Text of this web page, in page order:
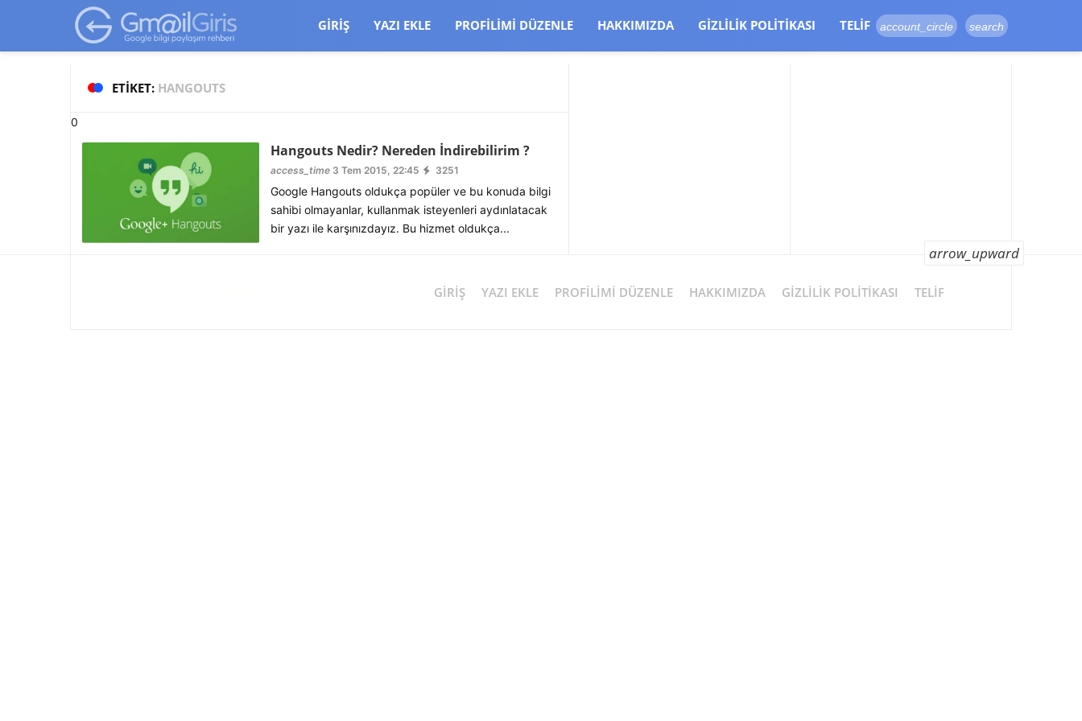
google-site-verification=vqSI0upH550kabR5X8xpjMYieaXmuBueYgCJBW3uetM
GIRIŞ YAZI EKLE PROFILIMI DÜZENLE HAKKIMIZDA GIZLILIK POLITIKASI TELIF account_circle search
ETIKET: HANGOUTS
0
Hangouts Nedir? Nereden İndirebilirim ?
access_time 3 Tem 2015, 22:45 3251
Google Hangouts oldukça popüler ve bu konuda bilgi
sahibi olmayanlar, kullanmak isteyenleri aydınlatacak
bir yazı ile karşınızdayız. Bu hizmet oldukça...
GIRIŞ YAZI EKLE PROFILIMI DÜZENLE HAKKIMIZDA GIZLILIK POLITIKASI TELIF
arrow_upward